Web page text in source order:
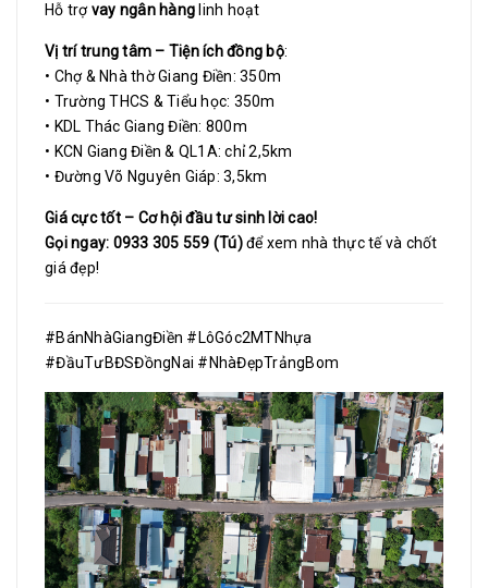
Hỗ trợvay ngân hàng linh hoạt
Vị trí trung tâm – Tiện ích đồng bộ:
• Chợ & Nhà thờ Giang Điền: 350m
• Trường THCS & Tiểu học: 350m
• KDL Thác Giang Điền: 800m
• KCN Giang Điền & QL1A: chỉ 2,5km
• Đường Võ Nguyên Giáp: 3,5km
Giá cực tốt – Cơ hội đầu tư sinh lời cao!
Gọi ngay: 0933 305 559 (Tú)để xem nhà thực tế và chốt
giá đẹp!
#BánNhàGiangĐiền #LôGóc2MTNhựa
#ĐầuTưBĐSĐồngNai #NhàĐẹpTrảngBom